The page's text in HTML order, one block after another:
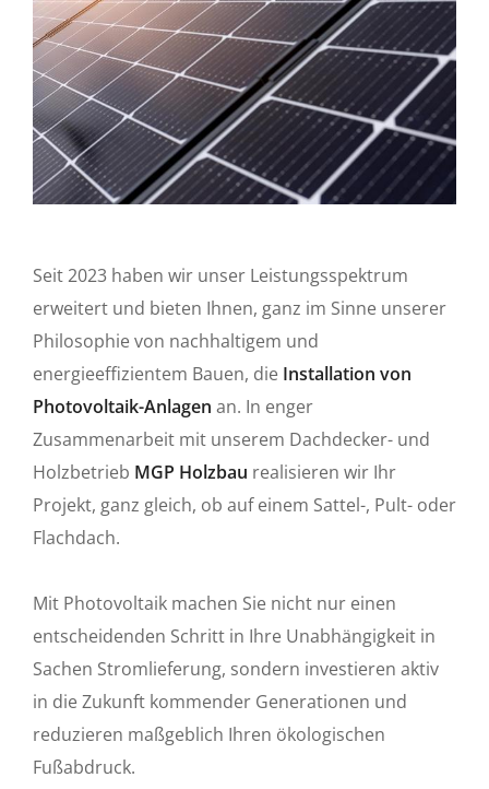
Seit 2023 haben wir unser Leistungsspektrum
erweitert und bieten Ihnen, ganz im Sinne unserer
Philosophie von nachhaltigem und
energieeffizientem Bauen, die Installation von
Photovoltaik-Anlagen an. In enger
Zusammenarbeit mit unserem Dachdecker- und
Holzbetrieb MGP Holzbau realisieren wir Ihr
Projekt, ganz gleich, ob auf einem Sattel-, Pult- oder
Flachdach.
Mit Photovoltaik machen Sie nicht nur einen
entscheidenden Schritt in Ihre Unabhängigkeit in
Sachen Stromlieferung, sondern investieren aktiv
in die Zukunft kommender Generationen und
reduzieren maßgeblich Ihren ökologischen
Fußabdruck.